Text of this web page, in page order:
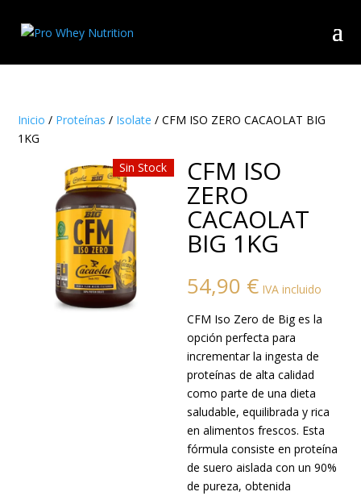
Inicio / Proteínas / Isolate / CFM ISO ZERO CACAOLAT BIG
1KG
Sin Stock
CFM ISO
ZERO
CACAOLAT
BIG 1KG
54,90 € IVA incluido
CFM Iso Zero de Big es la
opción perfecta para
incrementar la ingesta de
proteínas de alta calidad
como parte de una dieta
saludable, equilibrada y rica
en alimentos frescos. Esta
fórmula consiste en proteína
de suero aislada con un 90%
de pureza, obtenida